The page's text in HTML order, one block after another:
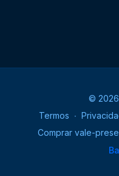
© 2026
Termos ∙
Comprar vale-